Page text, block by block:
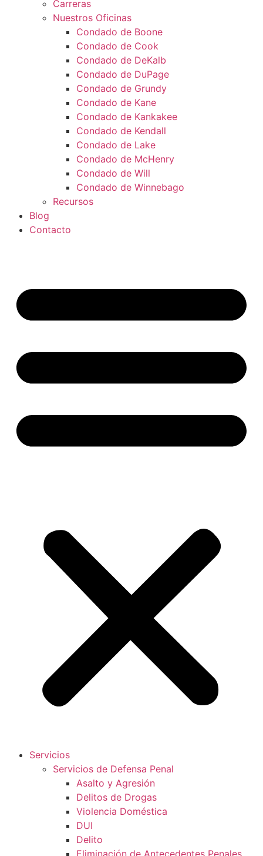
Carreras
Nuestros Oficinas
Condado de Boone
Condado de Cook
Condado de DeKalb
Condado de DuPage
Condado de Grundy
Condado de Kane
Condado de Kankakee
Condado de Kendall
Condado de Lake
Condado de McHenry
Condado de Will
Condado de Winnebago
Recursos
Blog
Contacto
Servicios
Servicios de Defensa Penal
Asalto y Agresión
Delitos de Drogas
Violencia Doméstica
DUI
Delito
Eliminación de Antecedentes Penales